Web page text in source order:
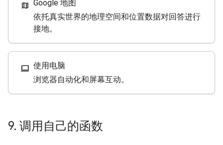
map Google 地图
依托真实世界的地理空间和位置数据对回答进行
接地。
computer 使用电脑
浏览器自动化和屏幕互动。
9. 调用自己的函数